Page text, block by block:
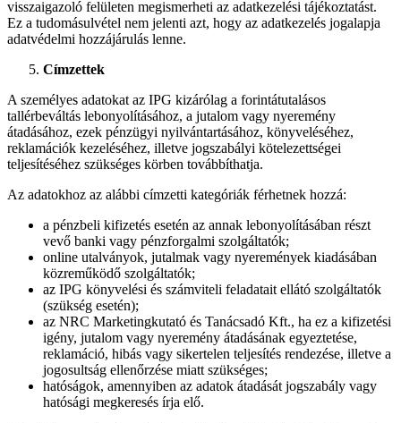
visszaigazoló felületen megismerheti az adatkezelési tájékoztatást.
Ez a tudomásulvétel nem jelenti azt, hogy az adatkezelés jogalapja
adatvédelmi hozzájárulás lenne.
Címzettek
A személyes adatokat az IPG kizárólag a forintátutalásos
tallérbeváltás lebonyolításához, a jutalom vagy nyeremény
átadásához, ezek pénzügyi nyilvántartásához, könyveléséhez,
reklamációk kezeléséhez, illetve jogszabályi kötelezettségei
teljesítéséhez szükséges körben továbbíthatja.
Az adatokhoz az alábbi címzetti kategóriák férhetnek hozzá:
a pénzbeli kifizetés esetén az annak lebonyolításában részt
vevő banki vagy pénzforgalmi szolgáltatók;
online utalványok, jutalmak vagy nyeremények kiadásában
közreműködő szolgáltatók;
az IPG könyvelési és számviteli feladatait ellátó szolgáltatók
(szükség esetén);
az NRC Marketingkutató és Tanácsadó Kft., ha ez a kifizetési
igény, jutalom vagy nyeremény átadásának egyeztetése,
reklamáció, hibás vagy sikertelen teljesítés rendezése, illetve a
jogosultság ellenőrzése miatt szükséges;
hatóságok, amennyiben az adatok átadását jogszabály vagy
hatósági megkeresés írja elő.